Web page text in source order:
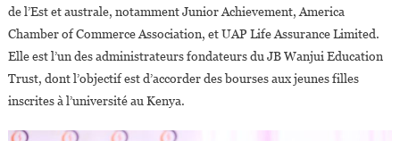
de l’Est et australe, notamment Junior Achievement, America
Chamber of Commerce Association, et UAP Life Assurance Limited.
Elle est l’un des administrateurs fondateurs du JB Wanjui Education
Trust, dont l’objectif est d’accorder des bourses aux jeunes filles
inscrites à l’université au Kenya.